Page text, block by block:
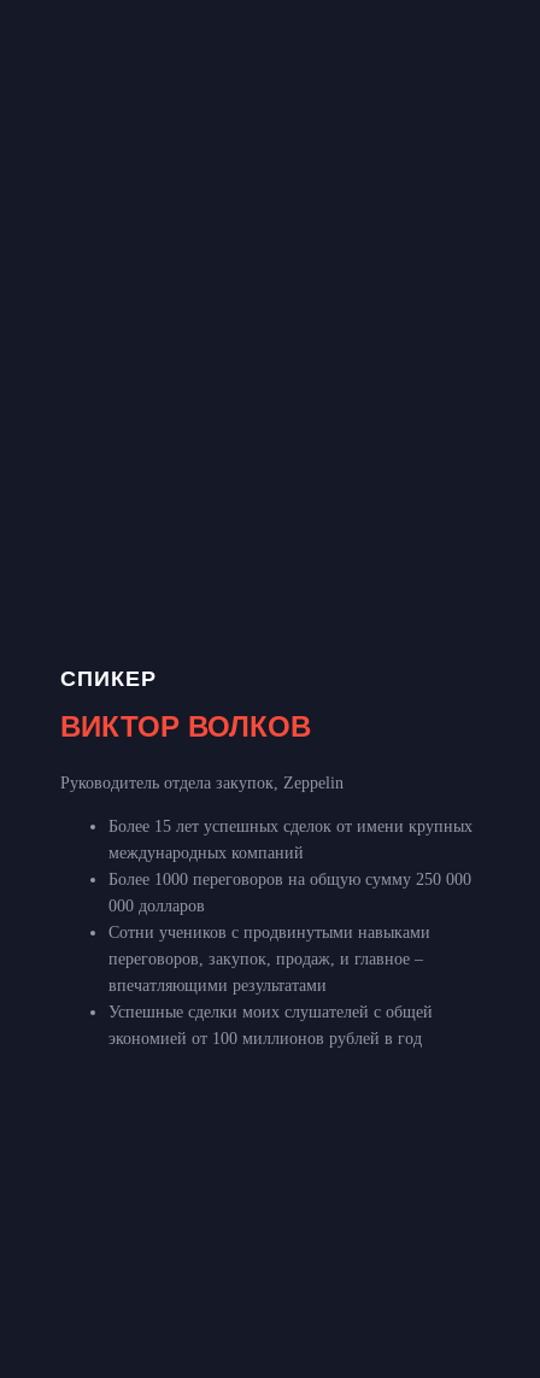
СПИКЕР
ВИКТОР ВОЛКОВ
Руководитель отдела закупок, Zeppelin
Более 15 лет успешных сделок от имени крупных
международных компаний
Более 1000 переговоров на общую сумму 250 000
000 долларов
Сотни учеников с продвинутыми навыками
переговоров, закупок, продаж, и главное –
впечатляющими результатами
Успешные сделки моих слушателей с общей
экономией от 100 миллионов рублей в год